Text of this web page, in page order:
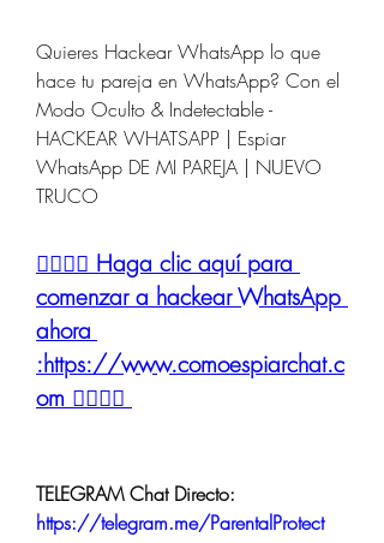
Quieres Hackear WhatsApp lo que
hace tu pareja en WhatsApp? Con el
Modo Oculto & Indetectable -
HACKEAR WHATSAPP | Espiar
WhatsApp DE MI PAREJA | NUEVO
TRUCO
👉🏻👉🏻 Haga clic aquí para
comenzar a hackear WhatsApp
ahora
:https://www.comoespiarchat.c
om 👈🏻👈🏻
TELEGRAM Chat Directo:
https://telegram.me/ParentalProtect